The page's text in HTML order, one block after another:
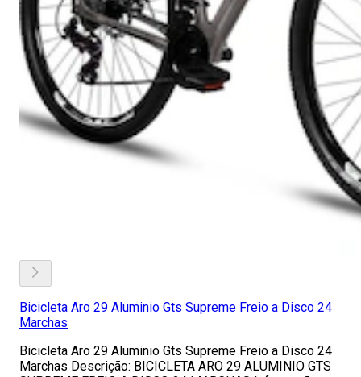
Bicicleta Aro 29 Aluminio Gts Supreme Freio a Disco 24
Marchas
Bicicleta Aro 29 Aluminio Gts Supreme Freio a Disco 24
Marchas Descrição: BICICLETA ARO 29 ALUMINIO GTS